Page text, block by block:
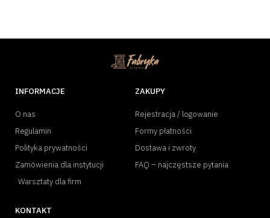
INFORMACJE
O nas
Regulamin
Polityka prywatności
Zamówienia dla instytucji
Warsztaty dla firm
ZAKUPY
Rejestracja / logowanie
Formy płatności
Dostawa i zwroty
FAQ – najczęstsze pytania
KONTAKT